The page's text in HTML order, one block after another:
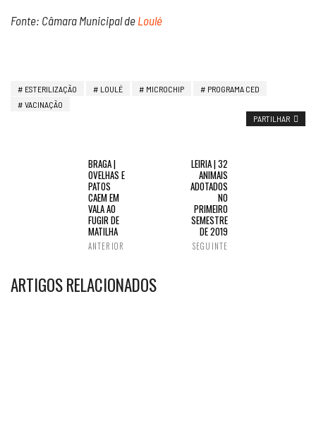
Fonte: Câmara Municipal de Loulé
ESTERILIZAÇÃO LOULÉ MICROCHIP
PROGRAMA CED
VACINAÇÃO
PARTILHAR
BRAGA |
OVELHAS E
PATOS
CAEM EM
VALA AO
FUGIR DE
MATILHA
ANTERIOR
LEIRIA | 32
ANIMAIS
ADOTADOS
NO
PRIMEIRO
SEMESTRE
DE 2019
SEGUINTE
ARTIGOS RELACIONADOS